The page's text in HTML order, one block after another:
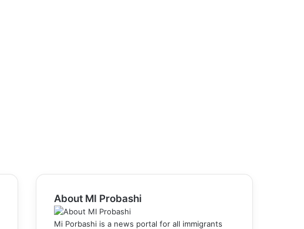
About MI Probashi
Mi Porbashi is a news portal for all immigrants